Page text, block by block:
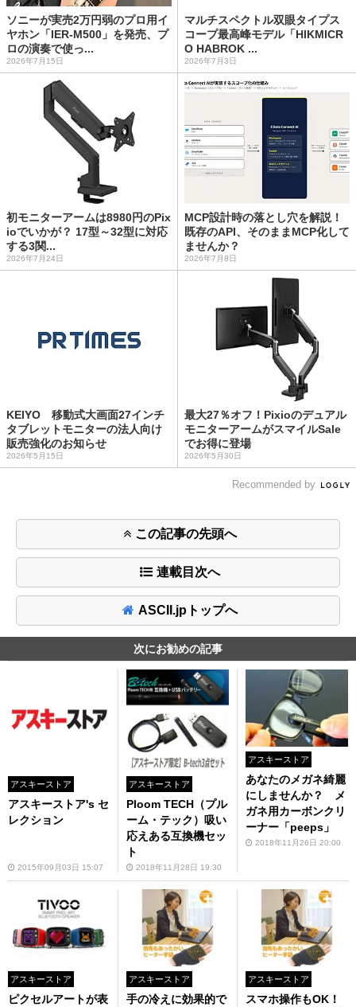
ソニーが実売2万円弱のプロ用イ
ヤホン「IER-M500」を発売、プ
ロの演奏で使っ...
2026年7月15日
マルチスペクトル双眼タイプス
コープ最高峰モデル「HIKMICR
O HABROK ...
2026年7月3日
初モニターアームは8980円のPix
ioでいかが？ 17型～32型に対応
する3関...
2026年7月24日
MCP設計時の落とし穴を解説！
既存のAPI、そのままMCP化して
ませんか？
2026年7月8日
KEIYO 移動式大画面27インチ
タブレットモニターの法人向け
販売強化のお知らせ
2026年5月15日
最大27％オフ！Pixioのデュアル
モニターアームがスマイルSale
でお得に登場
2026年5月30日
Recommended by
この記事の先頭へ
連載目次へ
ASCII.jpトップへ
次にお勧めの記事
アスキーストア
アスキーストア's セ
レクション
2015年09月03日 15:07
アスキーストア
Ploom TECH（プル
ーム・テック）吸い
応えある互換機セッ
ト
2018年11月28日 19:30
アスキーストア
あなたのメガネ綺麗
にしませんか？ メ
ガネ用カーボンクリ
ーナー「peeps」
2018年11月26日 20:00
アスキーストア
ピクセルアートが表
アスキーストア
手の冷えに効果的で
アスキーストア
スマホ操作もOK！